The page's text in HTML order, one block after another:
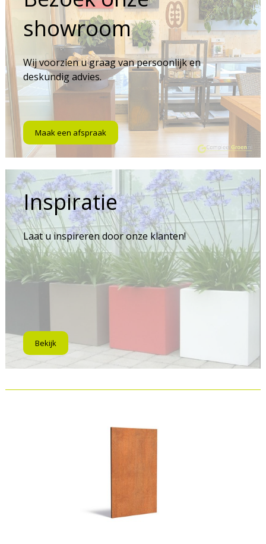
showroom
Wij voorzien u graag van persoonlijk en
deskundig advies.
Maak een afspraak
Inspiratie
Laat u inspireren door onze klanten!
Bekijk